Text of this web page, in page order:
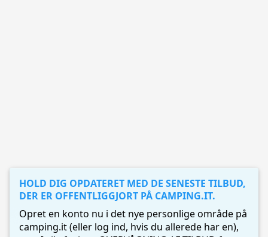
HOLD DIG OPDATERET MED DE SENESTE TILBUD,
DER ER OFFENTLIGGJORT PÅ CAMPING.IT.
Opret en konto nu i det nye personlige område på
camping.it (eller log ind, hvis du allerede har en),